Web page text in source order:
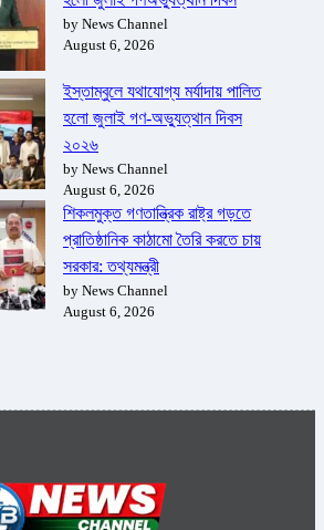
by News Channel
August 6, 2026
ইস্তাম্বুলে যথাযোগ্য মর্যাদায় পালিত
হলো জুলাই গণ-অভ্যুত্থান দিবস
২০২৬
by News Channel
August 6, 2026
শিকলমুক্ত গণতান্ত্রিক রাষ্ট্র গড়তে
প্রাতিষ্ঠানিক কাঠামো তৈরি করতে চায়
সরকার: তথ্যমন্ত্রী
by News Channel
August 6, 2026